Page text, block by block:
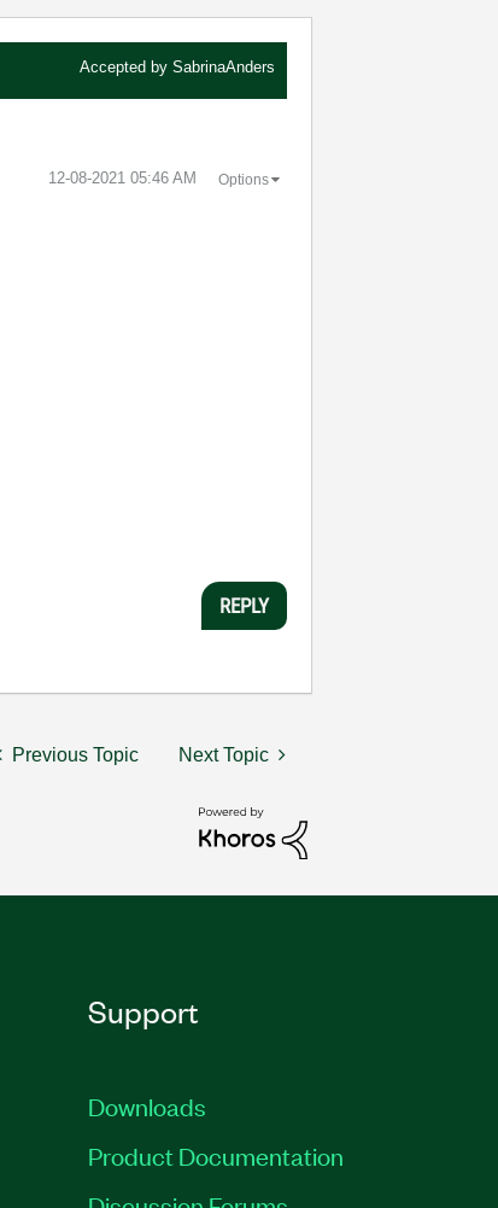
Accepted by SabrinaAnders
‎12-08-2021 05:46 AM Options
REPLY
Previous Topic Next Topic
Support
Downloads
Product Documentation